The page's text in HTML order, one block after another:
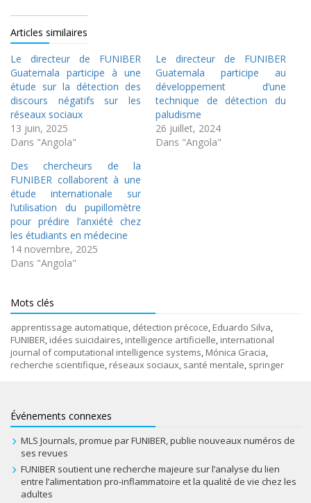
Articles similaires
Le directeur de FUNIBER
Guatemala participe à une
étude sur la détection des
discours négatifs sur les
réseaux sociaux
13 juin, 2025
Dans "Angola"
Le directeur de FUNIBER
Guatemala participe au
développement d’une
technique de détection du
paludisme
26 juillet, 2024
Dans "Angola"
Des chercheurs de la
FUNIBER collaborent à une
étude internationale sur
l’utilisation du pupillomètre
pour prédire l’anxiété chez
les étudiants en médecine
14 novembre, 2025
Dans "Angola"
Mots clés
apprentissage automatique, détection précoce, Eduardo Silva,
FUNIBER, idées suicidaires, intelligence artificielle, international
journal of computational intelligence systems, Mónica Gracia,
recherche scientifique, réseaux sociaux, santé mentale, springer
Événements connexes
MLS Journals, promue par FUNIBER, publie nouveaux numéros de
ses revues
FUNIBER soutient une recherche majeure sur l’analyse du lien
entre l’alimentation pro-inflammatoire et la qualité de vie chez les
adultes